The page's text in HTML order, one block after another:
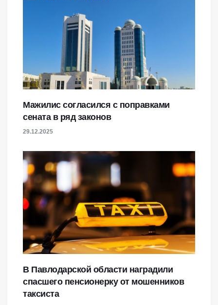
Мажилис согласился с поправками
сената в ряд законов
29.12.2025
В Павлодарской области наградили
спасшего пенсионерку от мошенников
таксиста